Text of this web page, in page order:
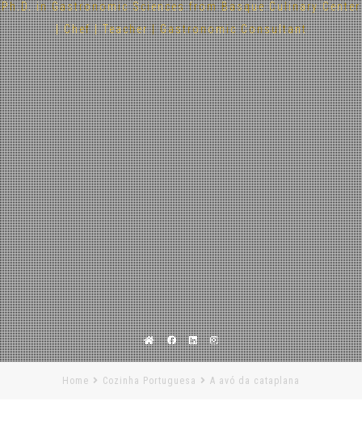
HomeFacebookLinkedinInstagram
Ph.D. in Gastronomic Sciences from Basque Culinary Center
| Chef | Teacher | Gastronomic Consultant
Home Cozinha Portuguesa A avó da cataplana